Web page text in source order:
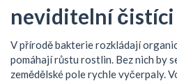
neviditelní
V přírodě bakterie rozkládají
pomáhají růstu rostlin. Bez nich by
zemědělské pole rychle vyčerpaly.